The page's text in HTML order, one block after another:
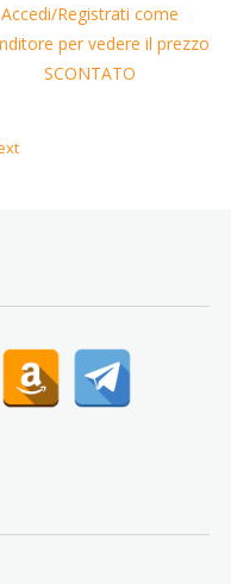
Accedi/Registrati come
per vedere il prezzo
SCONTATO